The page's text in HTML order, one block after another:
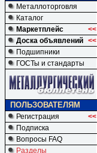
Металлоторговля
Каталог
Маркетплейс
<<
Доска объявлений <<
Подшипники
ГОСТы и стандарты
ПОЛЬЗОВАТЕЛЯМ
Регистрация
<<
Подписка
Вопросы FAQ
Разделы